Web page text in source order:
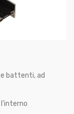
battenti, ad